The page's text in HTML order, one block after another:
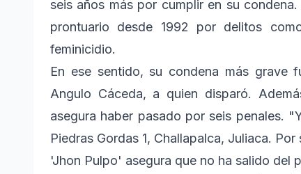
seis años más por cumplir en su
prontuario desde 1992 por delitos
feminicidio.
En ese sentido, su condena más grave
Angulo Cáceda, a quien disparó.
asegura haber pasado por seis penales.
Piedras Gordas 1, Challapalca, Juliaca.
'Jhon Pulpo' asegura que no ha salido del